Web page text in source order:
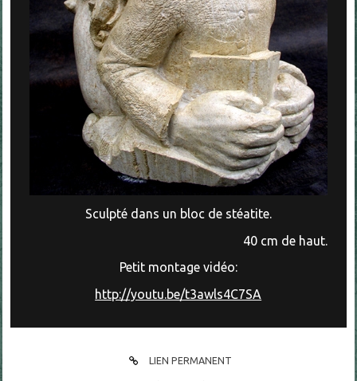
Sculpté dans un bloc de stéatite.
40 cm de haut.
Petit montage vidéo:
http://youtu.be/t3awls4C7SA
LIEN PERMANENT